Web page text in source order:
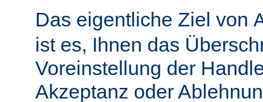
Das eigentliche Ziel von
ist es, Ihnen das
Voreinstellung der
Akzeptanz oder